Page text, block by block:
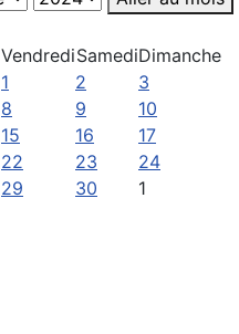
VendrediSamediDimanche
1 2
3
8 9
10
15 16
17
22 23
24
29 30
1